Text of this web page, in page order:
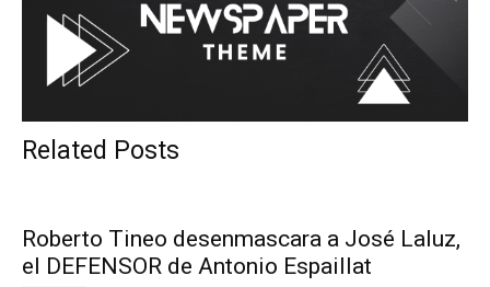
Related Posts
Roberto Tineo desenmascara a José Laluz,
el DEFENSOR de Antonio Espaillat